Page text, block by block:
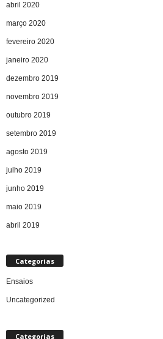
abril 2020
março 2020
fevereiro 2020
janeiro 2020
dezembro 2019
novembro 2019
outubro 2019
setembro 2019
agosto 2019
julho 2019
junho 2019
maio 2019
abril 2019
Categorias
Ensaios
Uncategorized
Categorias